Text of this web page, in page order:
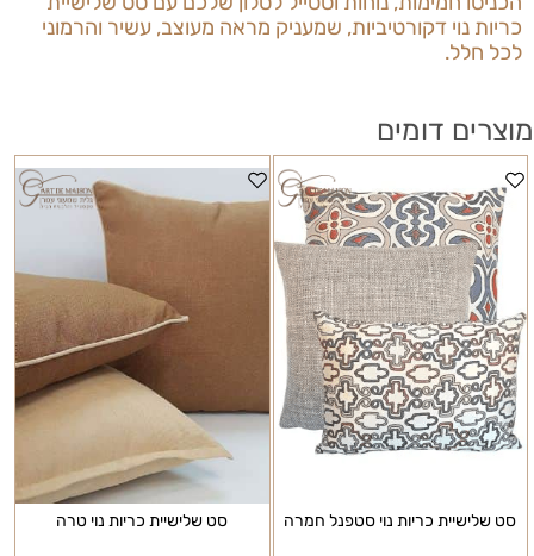
כריות נוי דקורטיביות, שמעניק מראה מעוצב, עשיר והרמוני
לכל חלל.
מוצרים דומים
סט שלישיית כריות נוי סטפנל חמרה סט שלישיית כריות נוי טרה